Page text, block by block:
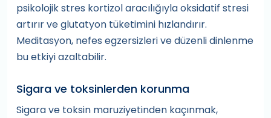
psikolojik stres kortizol aracılığıyla oksidatif stresi
artırır ve glutatyon tüketimini hızlandırır.
Meditasyon, nefes egzersizleri ve düzenli dinlenme
bu etkiyi azaltabilir.
Sigara ve toksinlerden korunma
Sigara ve toksin maruziyetinden kaçınmak,